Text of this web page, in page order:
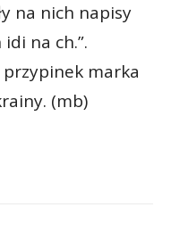
na nich napisy
na ch.”.
marka
(mb)